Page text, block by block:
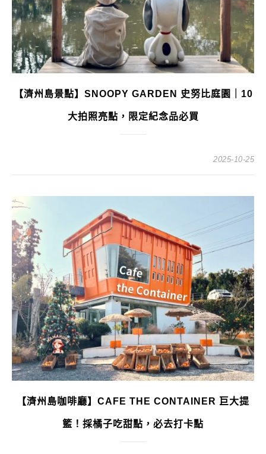
【濟州島景點】SNOOPY GARDEN 史努比庭園｜10
大拍照亮點，限定紀念品必買
2025-10-25
【濟州島咖啡廳】CAFE THE CONTAINER 巨大提
籃！採橘子吃甜點，必去打卡點